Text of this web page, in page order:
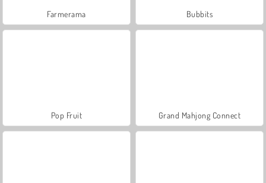
Farmerama Bubbits
Pop Fruit Grand Mahjong Connect